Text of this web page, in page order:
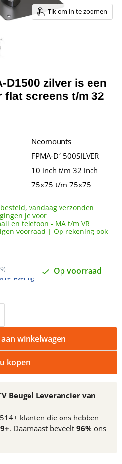
Tik om in te zoomen
D1500 zilver is een
flat screens t/m 32
Neomounts
FPMA-D1500SILVER
10 inch t/m 32 inch
75x75 t/m 75x75
vandaag verzonden
je voor
en telefoon - MA t/m VR
voorraad | Op rekening ook
levering
Op voorraad
winkelwagen
kopen
Beugel Leverancier van
klanten die ons hebben
9+. Daarnaast beveelt 96% ons